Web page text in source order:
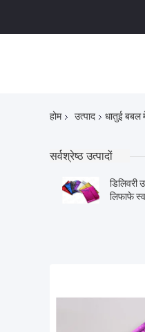
होम उत्पाद धातुई बबल
सर्वश्रेष्ठ उत्पादों
डिलिवरी
लिफाफे